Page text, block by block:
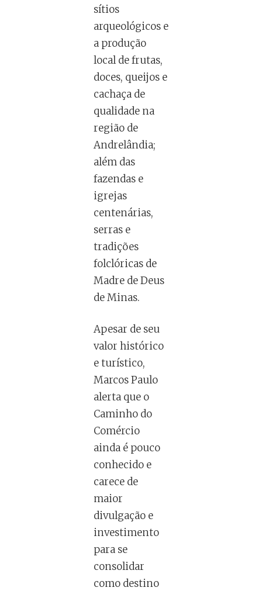
sítios
arqueológicos e
a produção
local de frutas,
doces, queijos e
cachaça de
qualidade na
região de
Andrelândia;
além das
fazendas e
igrejas
centenárias,
serras e
tradições
folclóricas de
Madre de Deus
de Minas.
Apesar de seu
valor histórico
e turístico,
Marcos Paulo
alerta que o
Caminho do
Comércio
ainda é pouco
conhecido e
carece de
maior
divulgação e
investimento
para se
consolidar
como destino